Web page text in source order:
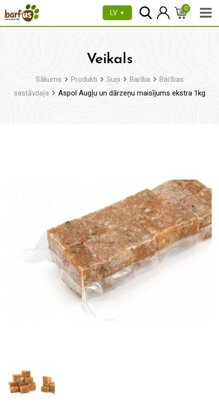
uz
LV ▼
0
Veikals
Sākums Produkti Suņi Barība
Barības
sastāvdaļa
Aspol Augļu un dārzeņu maisījums ekstra 1kg